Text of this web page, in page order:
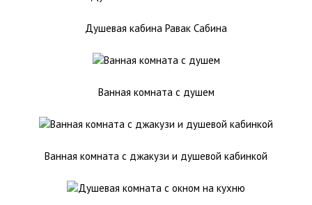
Душевая кабина Равак Сабина
Ванная комната с душем
Ванная комната с джакузи и душевой кабинкой